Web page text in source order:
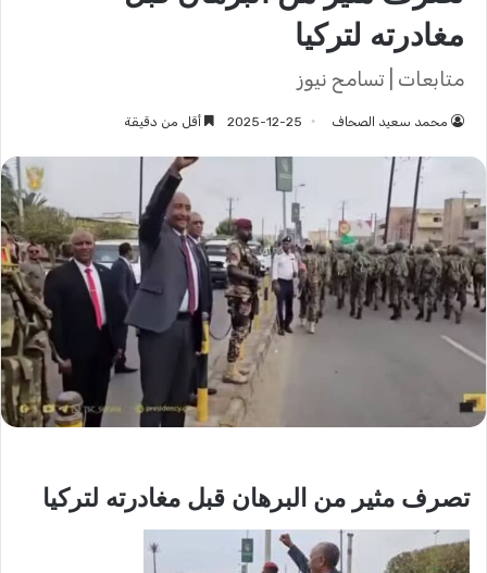
مغادرته لتركيا
متابعات | تسامح نيوز
محمد سعيد الصحاف 2025-12-25 أقل من دقيقة
تصرف مثير من البرهان قبل مغادرته لتركيا